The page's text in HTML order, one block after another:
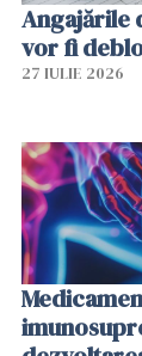
Angajările
vor fi
27 IULIE 2026